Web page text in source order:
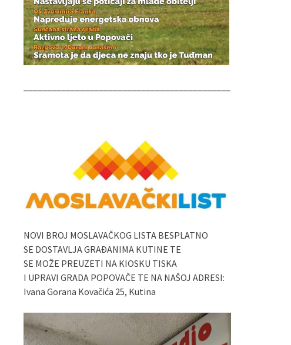
NOVI BROJ MOSLAVAČKOG LISTA BESPLATNO
SE DOSTAVLJA GRAĐANIMA KUTINE TE
SE MOŽE PREUZETI NA KIOSKU TISKA
I UPRAVI GRADA POPOVAČE TE NA NAŠOJ ADRESI:
Ivana Gorana Kovačića 25, Kutina